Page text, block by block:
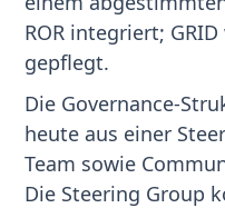
ROR integriert;
gepflegt.
Die Governance-
heute aus einer
Team sowie
Die Steering Group